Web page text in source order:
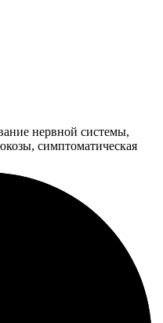
нервной системы,
симптоматическая